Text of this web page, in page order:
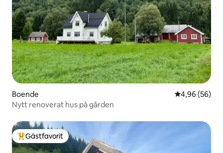
Boende 4,96 av 5 i
4,96 (56)
Nytt renoverat hus på gården
Populär gästfavorit
Gästfavorit